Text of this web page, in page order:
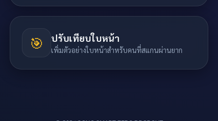
🎯 ปรับเทียบใบหน้า
เพิ่มตัวอย่างใบหน้าสำหรับคนที่สแกนผ่านยาก